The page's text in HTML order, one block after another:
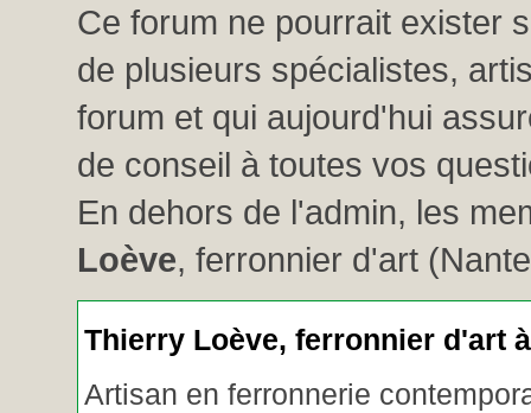
Ce forum ne pourrait exister
de plusieurs spécialistes,
forum et qui aujourd'hui
de conseil à toutes vos
En dehors de l'admin, les
Loève, ferronnier d'art
Thierry Loève, ferronnier d'art
Artisan en ferronnerie